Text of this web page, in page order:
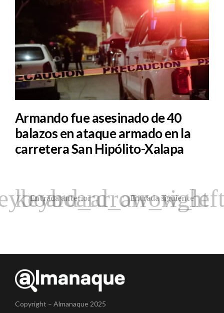
Armando fue asesinado de 40
balazos en ataque armado en la
carretera San Hipólito-Xalapa
Entrada anterior Entrada siguiente
Copyright – Almanaque 2025